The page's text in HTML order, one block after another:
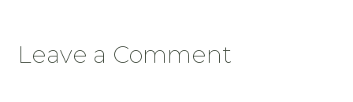
Leave a Comment